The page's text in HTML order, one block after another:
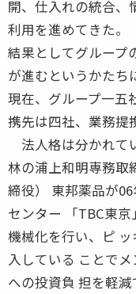
開、仕入れの統合、
利用を進めてきた。
結果としてグループ
が進むというかたち
現在、グループ一五
携先は四社、業務提
法人格は分かれて
林の浦上和明専務取
締役） 東邦薬品が
センター 「TBC東京
機械化を行い、ピ
入している ことで
への投資負 担を軽減